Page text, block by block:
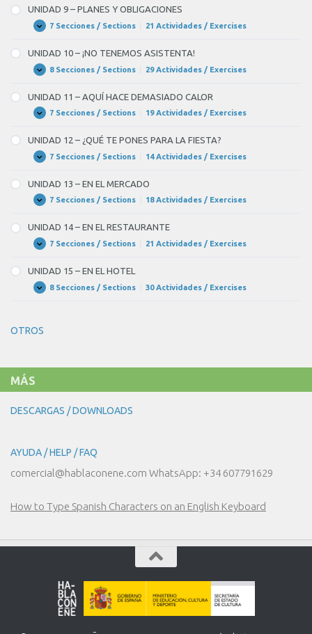
–
LAS
HORAS
UNIDAD 9 – PLANES Y OBLIGACIONES
Expandir
UNIDAD
–
PLANES
Y
OBLIGACIONES
7 Secciones / Sections 21 Actividades / Exercises
UNIDAD 10 – ¡NO TENEMOS ASISTENTA!
Expandir
UNIDAD
–
¡NO
TENEMOS
ASISTENTA!
8 Secciones / Sections 29 Actividades / Exercises
UNIDAD 11 – AQUÍ HACE DEMASIADO CALOR
Expandir
UNIDAD
–
AQUÍ
HACE
DEMASIADO
7 Secciones / Sections 19 Actividades / Exercises
UNIDAD 12 – ¿QUÉ TE PONES PARA LA FIESTA?
Expandir
UNIDAD
–
¿QUÉ
TE
LA
FIESTA?
7 Secciones / Sections 14 Actividades / Exercises
UNIDAD 13 – EN EL MERCADO
Expandir
UNIDAD
–
EN
EL
MERCADO
7 Secciones / Sections 18 Actividades / Exercises
UNIDAD 14 – EN EL RESTAURANTE
Expandir
UNIDAD
–
EN
EL
RESTAURANTE
7 Secciones / Sections 21 Actividades / Exercises
UNIDAD 15 – EN EL HOTEL
Expandir
UNIDAD
EL
8 Secciones / Sections 30 Actividades / Exercises
OTROS
MÁS
DESCARGAS / DOWNLOADS
AYUDA / HELP / FAQ
comercial@hablaconene.com WhatsApp: +34 607791629
How to Type Spanish Characters on an English Keyboard